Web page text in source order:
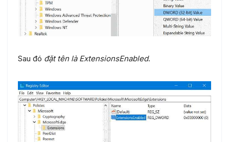
Sau đó đặt tên là ExtensionsEnabled.